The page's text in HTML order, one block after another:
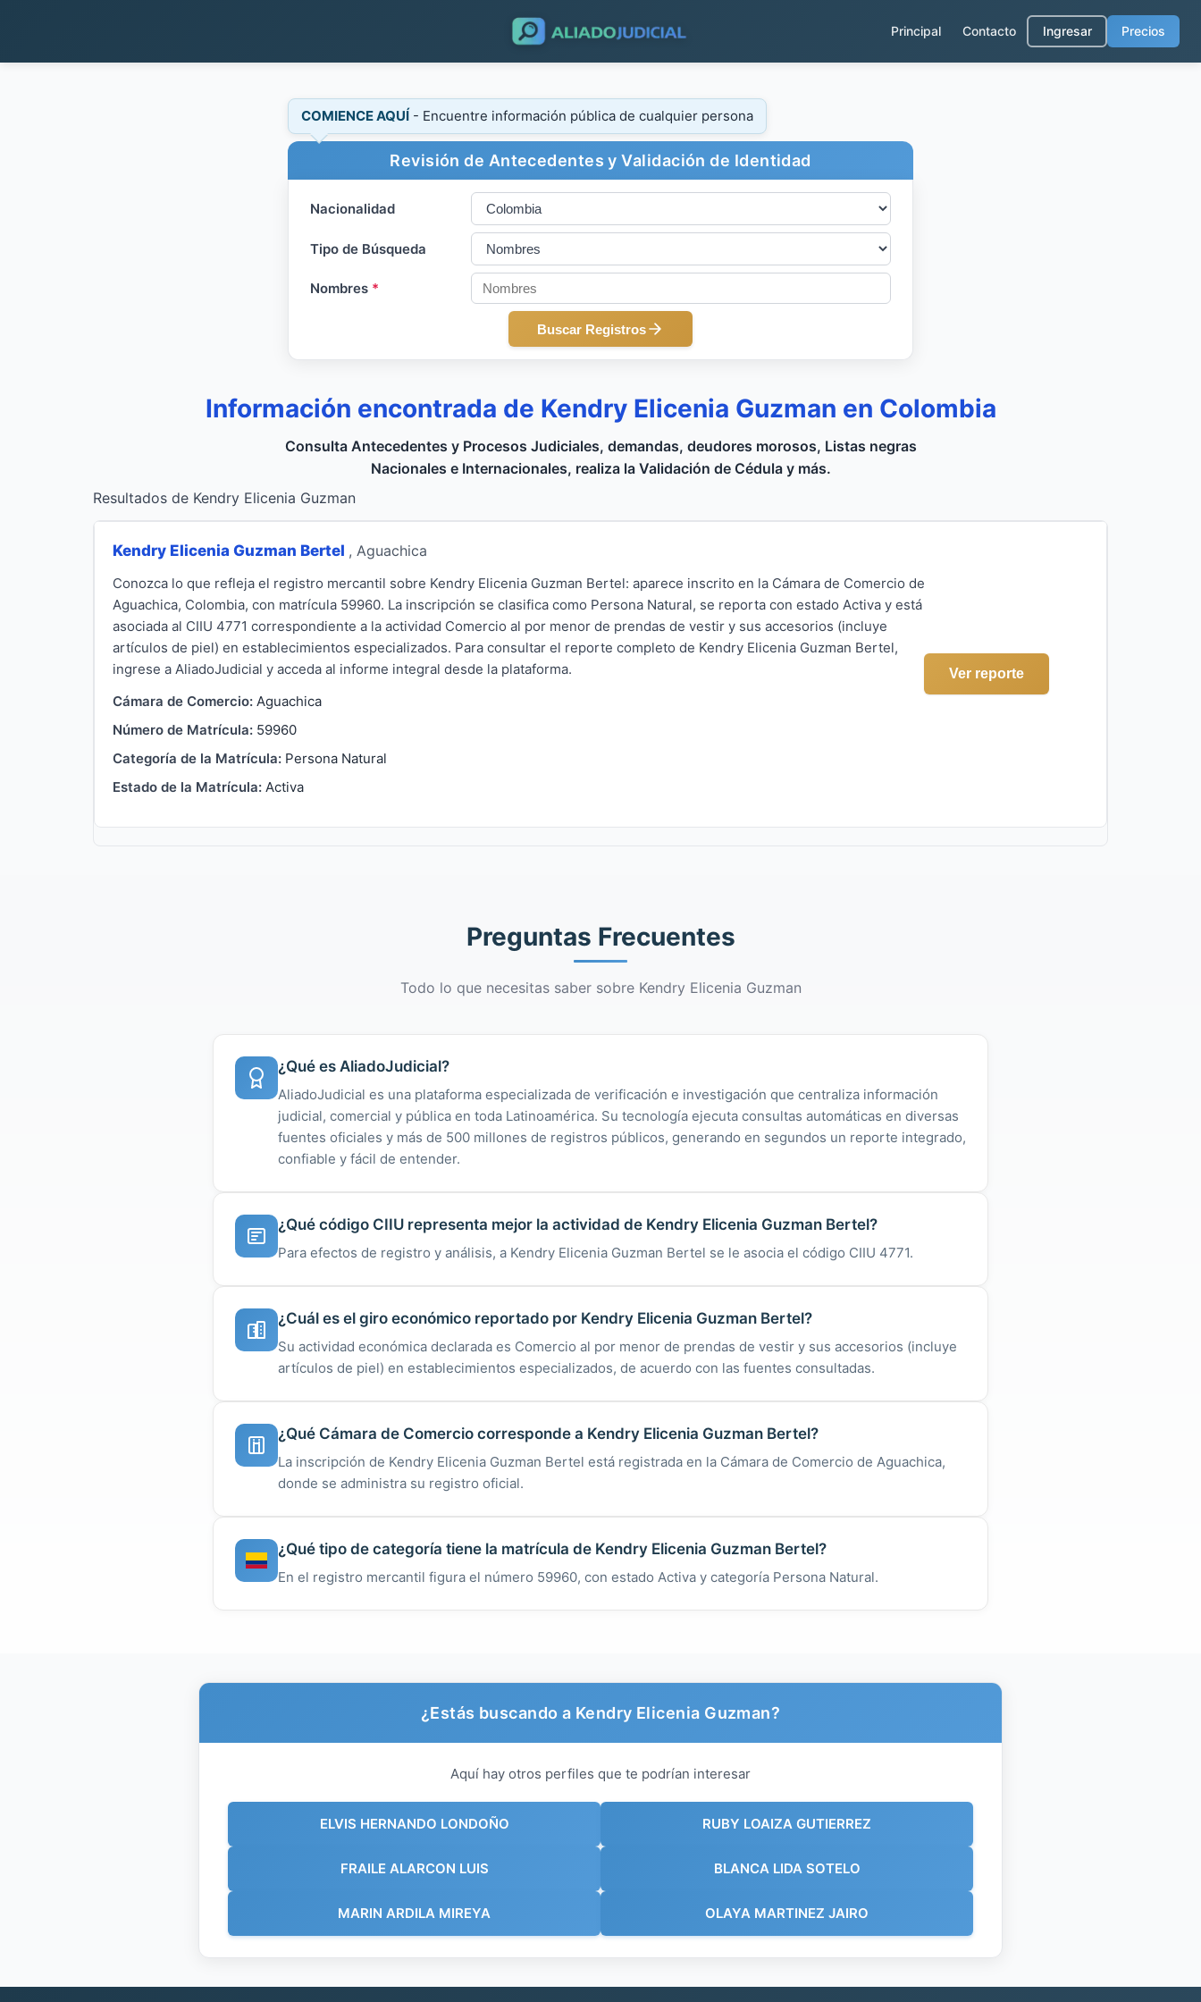
Principal Contacto Ingresar Precios
COMIENCE AQUÍ - Encuentre información pública de cualquier persona
Revisión de Antecedentes y Validación de Identidad
Nacionalidad
Tipo de Búsqueda
Nombres *
Buscar Registros
Información encontrada de Kendry Elicenia Guzman en Colombia
Consulta Antecedentes y Procesos Judiciales, demandas, deudores morosos, Listas negras
Nacionales e Internacionales, realiza la Validación de Cédula y más.
Resultados de Kendry Elicenia Guzman
Kendry Elicenia Guzman Bertel , Aguachica
Conozca lo que refleja el registro mercantil sobre Kendry Elicenia Guzman Bertel: aparece inscrito en la Cámara de Comercio de
Aguachica, Colombia, con matrícula 59960. La inscripción se clasifica como Persona Natural, se reporta con estado Activa y está
asociada al CIIU 4771 correspondiente a la actividad Comercio al por menor de prendas de vestir y sus accesorios (incluye
artículos de piel) en establecimientos especializados. Para consultar el reporte completo de Kendry Elicenia Guzman Bertel,
ingrese a AliadoJudicial y acceda al informe integral desde la plataforma.
Cámara de Comercio: Aguachica
Número de Matrícula: 59960
Categoría de la Matrícula: Persona Natural
Estado de la Matrícula: Activa
Ver reporte
Preguntas Frecuentes
Todo lo que necesitas saber sobre Kendry Elicenia Guzman
¿Qué es AliadoJudicial?
AliadoJudicial es una plataforma especializada de verificación e investigación que centraliza información
judicial, comercial y pública en toda Latinoamérica. Su tecnología ejecuta consultas automáticas en diversas
fuentes oficiales y más de 500 millones de registros públicos, generando en segundos un reporte integrado,
confiable y fácil de entender.
¿Qué código CIIU representa mejor la actividad de Kendry Elicenia Guzman Bertel?
Para efectos de registro y análisis, a Kendry Elicenia Guzman Bertel se le asocia el código CIIU 4771.
¿Cuál es el giro económico reportado por Kendry Elicenia Guzman Bertel?
Su actividad económica declarada es Comercio al por menor de prendas de vestir y sus accesorios (incluye
artículos de piel) en establecimientos especializados, de acuerdo con las fuentes consultadas.
¿Qué Cámara de Comercio corresponde a Kendry Elicenia Guzman Bertel?
La inscripción de Kendry Elicenia Guzman Bertel está registrada en la Cámara de Comercio de Aguachica,
donde se administra su registro oficial.
¿Qué tipo de categoría tiene la matrícula de Kendry Elicenia Guzman Bertel?
En el registro mercantil figura el número 59960, con estado Activa y categoría Persona Natural.
¿Estás buscando a Kendry Elicenia Guzman?
Aquí hay otros perfiles que te podrían interesar
ELVIS HERNANDO LONDOÑO
FRAILE ALARCON LUIS
MARIN ARDILA MIREYA
RUBY LOAIZA GUTIERREZ
BLANCA LIDA SOTELO
OLAYA MARTINEZ JAIRO